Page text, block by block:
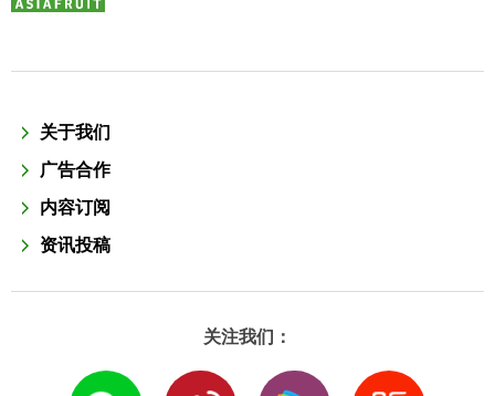
关于我们
广告合作
内容订阅
资讯投稿
关注我们：